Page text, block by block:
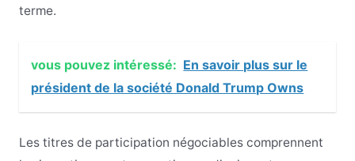
terme.
vous pouvez intéressé: En savoir plus sur le
président de la société Donald Trump Owns
Les titres de participation négociables comprennent